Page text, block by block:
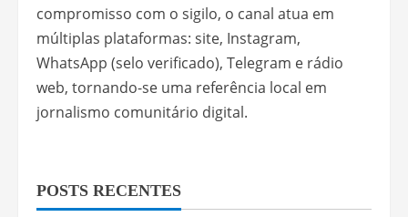
compromisso com o sigilo, o canal atua em
múltiplas plataformas: site, Instagram,
WhatsApp (selo verificado), Telegram e rádio
web, tornando-se uma referência local em
jornalismo comunitário digital.
POSTS RECENTES